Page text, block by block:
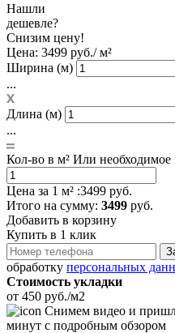
Нашли
дешевле?
Снизим цену!
Цена: 3499 руб./ м²
Ширина (м)
...
Длина (м)
...
Кол-во в м² Или необходимое
Цена за 1 м² :3499 руб.
Итого на сумму: 3499 руб.
Добавить в корзину
Купить в 1 клик
обработку персональных
Стоимость укладки
от 450 руб./м2
Снимем видео и
минут с подробным обзором